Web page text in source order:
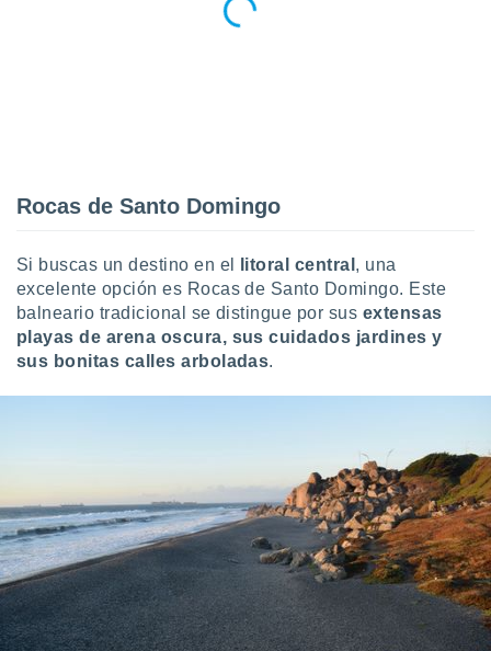
Rocas de Santo Domingo
Si buscas un destino en el litoral central , una
excelente opción es Rocas de Santo Domingo. Este
balneario tradicional se distingue por sus extensas
playas de arena oscura, sus cuidados jardines y
sus bonitas calles arboladas.